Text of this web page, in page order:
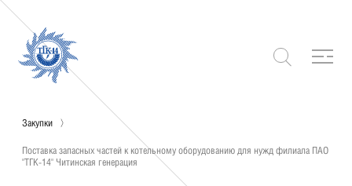
Закупки
Поставка запасных частей к котельному оборудованию для нужд филиала ПАО
"ТГК-14" Читинская генерация